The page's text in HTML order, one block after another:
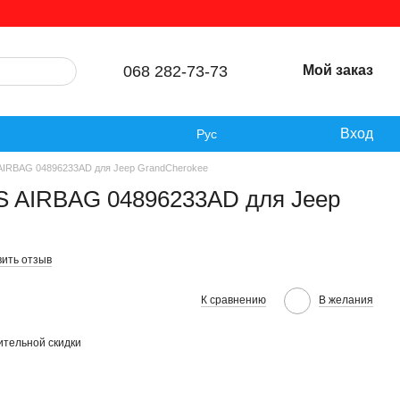
068 282-73-73 Мой заказ
Рус Вход
04896233AD для Jeep GrandCherokee
AIRBAG 04896233AD для Jeep
отзыв
К сравнению В желания
скидки